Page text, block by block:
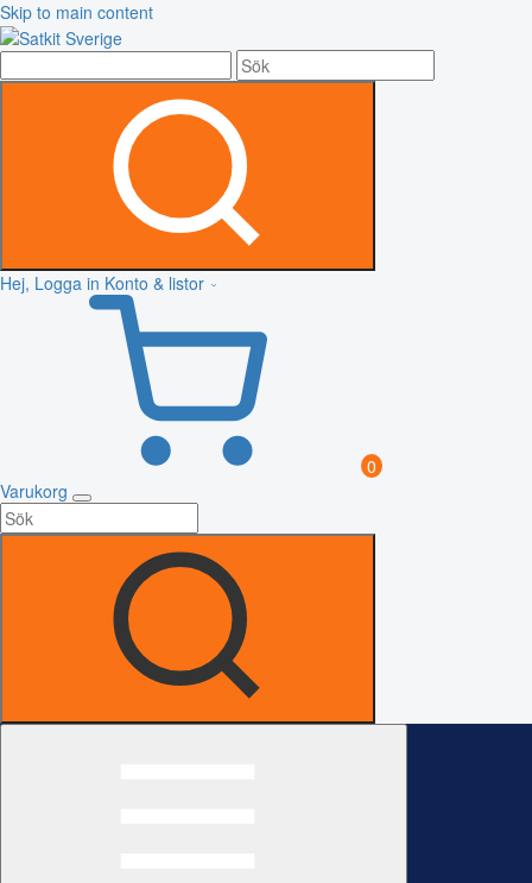
Skip to main content
Hej, Logga in Konto & listor
0
Varukorg